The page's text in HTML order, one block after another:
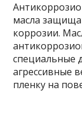
масла
коррозии.
специальные
агрессивные
пленку на